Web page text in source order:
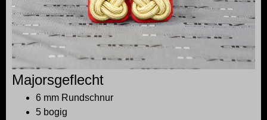
Majorsgeflecht
6 mm Rundschnur
5 bogig